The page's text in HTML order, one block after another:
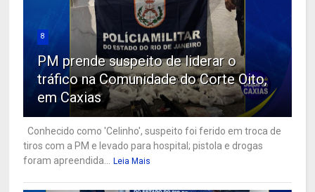
8
PM prende suspeito de liderar o
tráfico na Comunidade do Corte Oito,
em Caxias
Conhecido como 'Celinho', suspeito foi ferido em troca de
tiros com a PM e levado para hospital; pistola e drogas
foram apreendida...
Leia Mais